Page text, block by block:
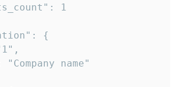
1
{
"Company name"